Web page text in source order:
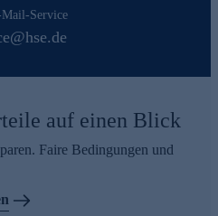
Service
auf einen Blick
Faire Bedingungen und